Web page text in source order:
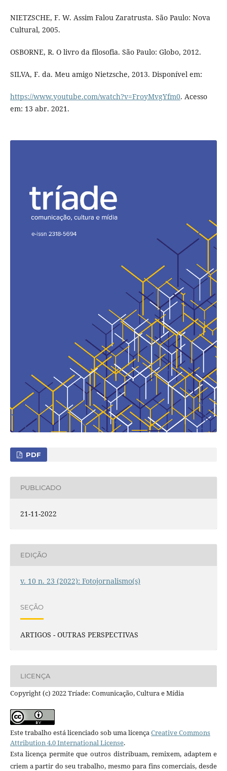
NIETZSCHE, F. W. Assim Falou Zaratrusta. São Paulo: Nova
Cultural, 2005.
OSBORNE, R. O livro da filosofia. São Paulo: Globo, 2012.
SILVA, F. da. Meu amigo Nietzsche, 2013. Disponível em:
https://www.youtube.com/watch?v=FroyMvgYfm0. Acesso
em: 13 abr. 2021.
PDF
PUBLICADO
21-11-2022
EDIÇÃO
v. 10 n. 23 (2022): Fotojornalismo(s)
SEÇÃO
ARTIGOS - OUTRAS PERSPECTIVAS
LICENÇA
Copyright (c) 2022 Tríade: Comunicação, Cultura e Mídia
Este trabalho está licenciado sob uma licençaCreative Commons
Attribution 4.0 International License.
Esta licença permite que outros distribuam, remixem, adaptem e
criem a partir do seu trabalho, mesmo para fins comerciais, desde